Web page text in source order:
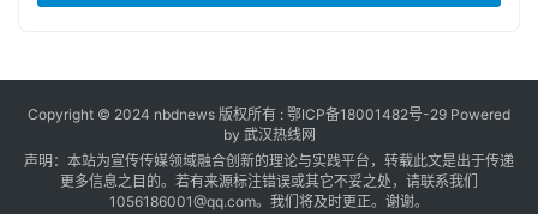
Copyright © 2024 nbdnews 版权所有 : 鄂ICP备18001482号-29 Powered
by 武汉热线网
声明：本站为宣传传媒领域融合创新的理论与实践平台，转载此文是出于传递
更多信息之目的。若有来源标注错误或其它不妥之处，请联系我们
1056186001@qq.com。我们将及时更正。谢谢。